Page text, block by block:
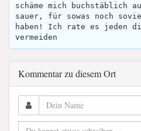
schäme mich buchstäblich
sauer, für sowas noch
haben! Ich rate es jeden
vermeiden
Kommentar zu diesem Ort